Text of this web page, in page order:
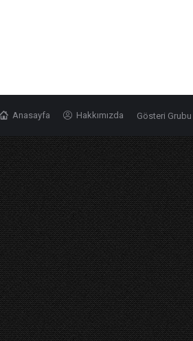
Anasayfa Hakkımızda Gösteri Grubu